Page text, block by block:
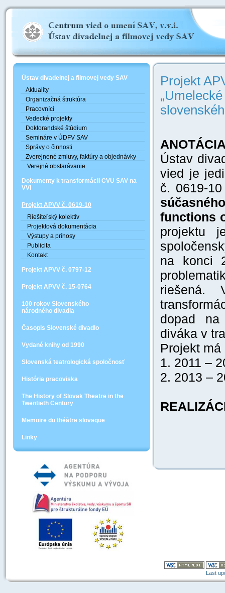
Ústav divadelnej a filmovej vedy SAV
Aktuality
Organizačná štruktúra
Pracovníci
Vedecké projekty
Doktorandské štúdium
Semináre v ÚDFV SAV
Správy o činnosti
Zverejnené zmluvy, faktúry a objednávky
Verejné obstarávanie
Dokumenty k transformácii CVU SAV na
VVI
Projekt APVV č. 0619-10
Riešiteľský kolektív
Projektová dokumentácia
Výstupy a prínosy
Publicita
Kontakt
Projekt APVV č. 0797-12
Projekt APVV č. 15-0764
100 rokov Slovenského
národného divadla
Časopis Slovenské divadlo
Vydané knihy od 1990
Slovenská teatrologická spoločnosť
História pracoviska
The History of Slovak Theatre in the
Twentieth Century
Memoire du théâtre slovaque
Linky
Projekt
Ústav
vied je
č. 0619-
functions
projektu
na konci
riešená.
dopad
diváka v
Projekt
1. 2011 –
2. 2013 –
Last